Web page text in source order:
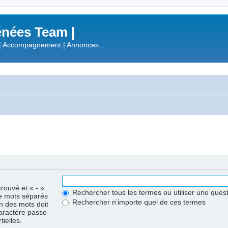
Team |
| Annonces...
et « - »
mots séparés
des mots doit
passe-
Rechercher tous les termes ou utiliser une
Rechercher n’importe quel de ces termes